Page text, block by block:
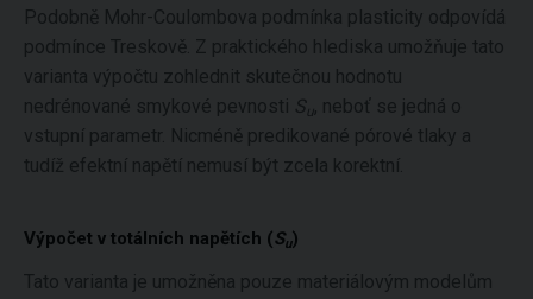
Podobně Mohr-Coulombova podmínka plasticity odpovídá
podmínce Treskově. Z praktického hlediska umožňuje tato
varianta výpočtu zohlednit skutečnou hodnotu
nedrénované smykové pevnosti Su, neboť se jedná o
vstupní parametr. Nicméně predikované pórové tlaky a
tudíž efektní napětí nemusí být zcela korektní.
Výpočet v totálních napětích (Su)
Tato varianta je umožněna pouze materiálovým modelům